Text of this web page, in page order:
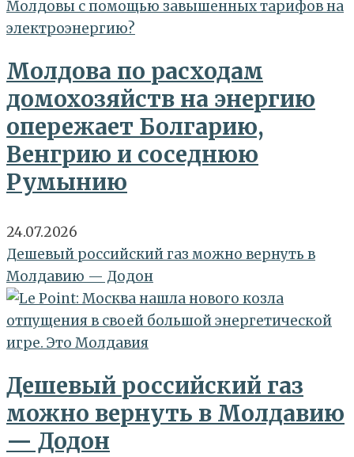
Молдова по расходам
домохозяйств на энергию
опережает Болгарию,
Венгрию и соседнюю
Румынию
24.07.2026
Дешевый российский газ можно вернуть в
Молдавию — Додон
Дешевый российский газ
можно вернуть в Молдавию
— Додон